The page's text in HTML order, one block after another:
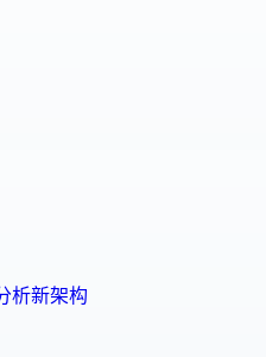
析新架构